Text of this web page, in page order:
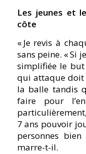
Les jeunes et
côte
« Je revis à
sans peine. « Si
simplifiée le
qui attaque doit
la balle tandis
faire pour
7 ans pouvoir
personnes
marre-t-il.